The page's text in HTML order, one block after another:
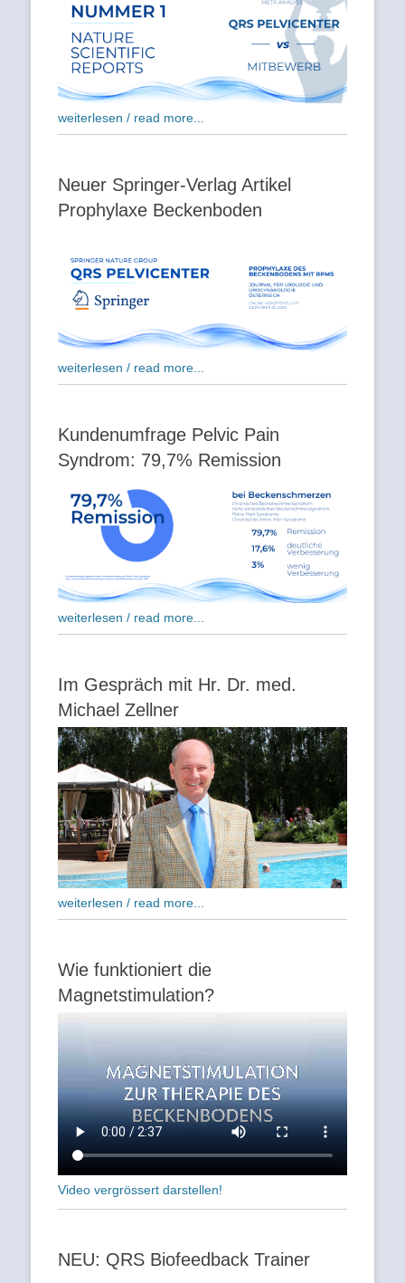
weiterlesen / read more...
Neuer Springer-Verlag Artikel
Prophylaxe Beckenboden
weiterlesen / read more...
Kundenumfrage Pelvic Pain
Syndrom: 79,7% Remission
weiterlesen / read more...
Im Gespräch mit Hr. Dr. med.
Michael Zellner
weiterlesen / read more...
Wie funktioniert die
Magnetstimulation?
Video vergrössert darstellen!
NEU: QRS Biofeedback Trainer